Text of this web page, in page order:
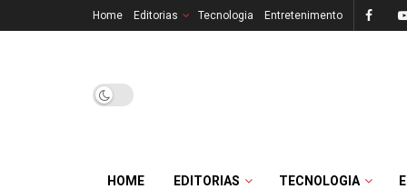
Home Editorias Tecnologia Entretenimento
HOME EDITORIAS TECNOLOGIA